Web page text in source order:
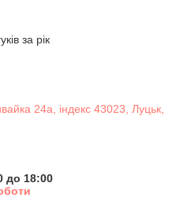
за рік
24а, індекс 43023, Луцьк,
до 18:00